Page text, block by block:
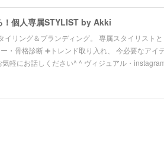
！個人専属STYLIST by Akki
イリング＆ブランディング。 専属スタイリスト
・骨格診断 ➕トレンド取り入れ、 今必要なア
軽にお話しください^ ^ ヴィジュアル・